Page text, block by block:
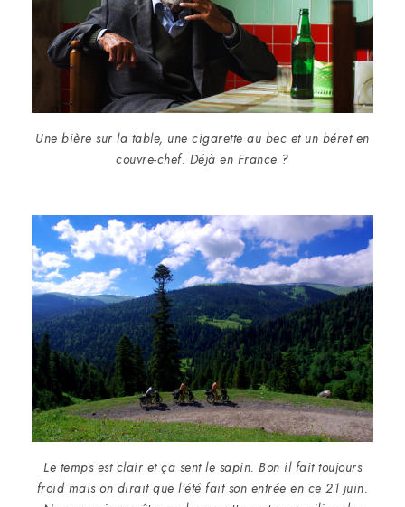
Une bière sur la table, une cigarette au bec et un béret en
couvre-chef. Déjà en France ?
Le temps est clair et ça sent le sapin. Bon il fait toujours
froid mais on dirait que l’été fait son entrée en ce 21 juin.